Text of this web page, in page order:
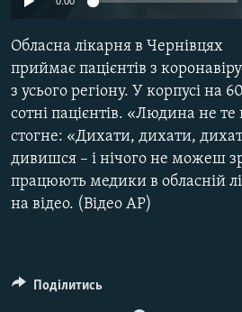
ФОТО
СПЕЦПРОЄКТИ
ПОДКАСТИ
КРИМ РЕАЛІЇ
РУС
270p
1080p
Обласна лікарня в Чернівцях
приймає пацієнтів з
з усього регіону. У корпусі на
сотні пацієнтів. «Людина не
стогне: «Дихати, дихати,
дивишся – і нічого не можеш
працюють медики в обласній
на відео. (Відео АР)
Поділитись